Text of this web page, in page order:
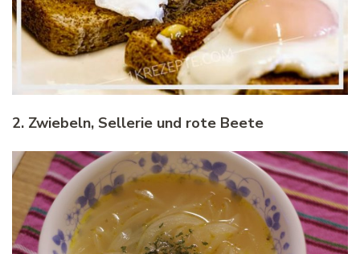
2. Zwiebeln, Sellerie und rote Beete